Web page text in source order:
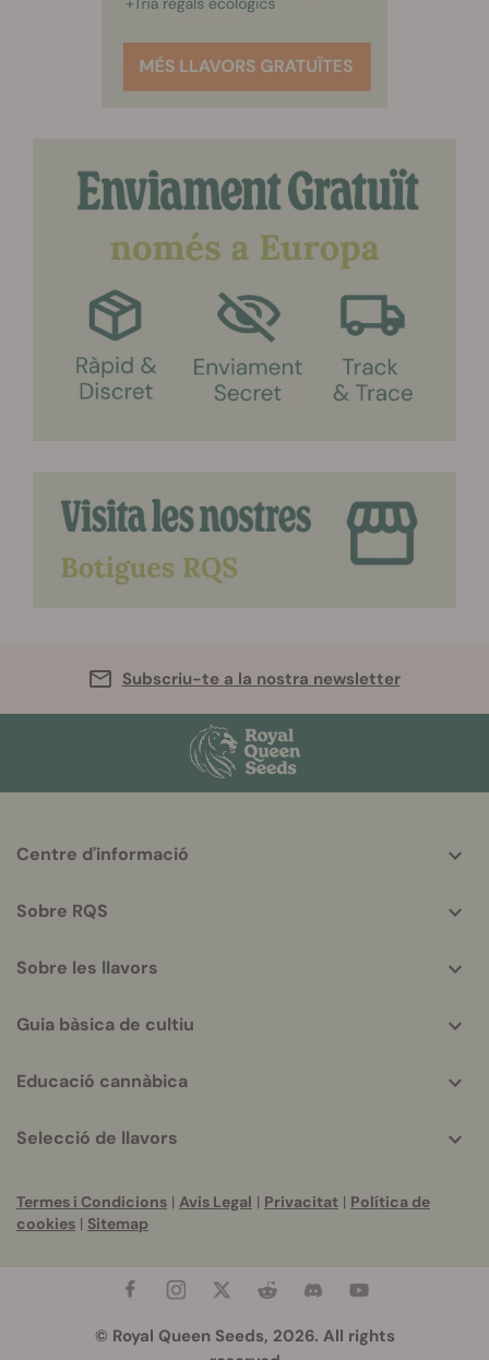
Subscriu-te a la nostra newsletter
helpful
Centre d'informació
Sobre RQS
Sobre les llavors
Guia bàsica de cultiu
Educació cannàbica
Selecció de llavors
Termes i Condicions | Avis Legal | Privacitat | Política de
cookies | Sitemap
© Royal Queen Seeds, 2026. All rights